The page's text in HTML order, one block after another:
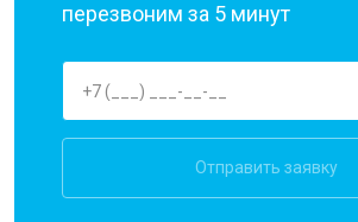
перезвоним за 5 минут
Отправить заявку